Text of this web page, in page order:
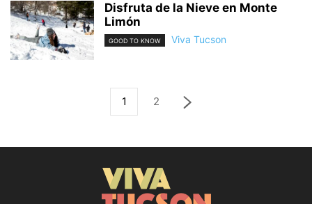
Disfruta de la Nieve en Monte
Limón
GOOD TO KNOW Viva Tucson
1 2